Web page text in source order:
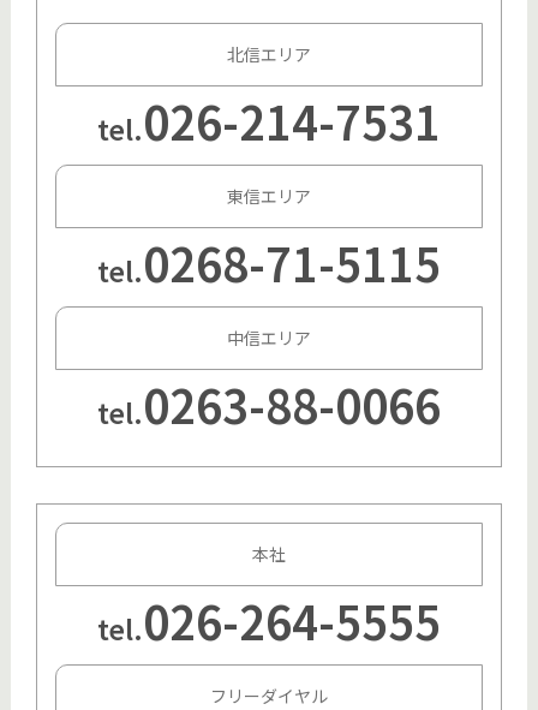
北信エリア
tel.026-214-7531
東信エリア
tel.0268-71-5115
中信エリア
tel.0263-88-0066
本社
tel.026-264-5555
フリーダイヤル